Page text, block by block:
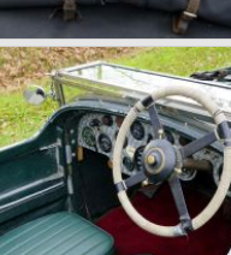
Bentley cars were based
and production was
Derby. Purists tend to
cars – Rolls Royce
care of the Bentley
were built with a
than the Rolls Royce